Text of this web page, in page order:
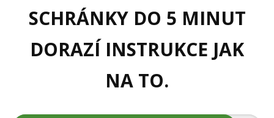
SCHRÁNKY DO 5 MINUT
DORAZÍ INSTRUKCE JAK
NA TO.